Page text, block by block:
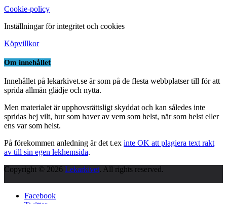
Cookie-policy
Inställningar för integritet och cookies
Köpvillkor
Om innehållet
Innehållet på lekarkivet.se är som på de flesta webbplatser till för att
sprida allmän glädje och nytta.
Men materialet är upphovsrättsligt skyddat och kan således inte
spridas hej vilt, hur som haver av vem som helst, när som helst eller
ens var som helst.
På förekommen anledning är det t.ex inte OK att plagiera text rakt
av till sin egen lekhemsida.
Copyright © 2026 Lekarkivet. All rights reserved.
Facebook